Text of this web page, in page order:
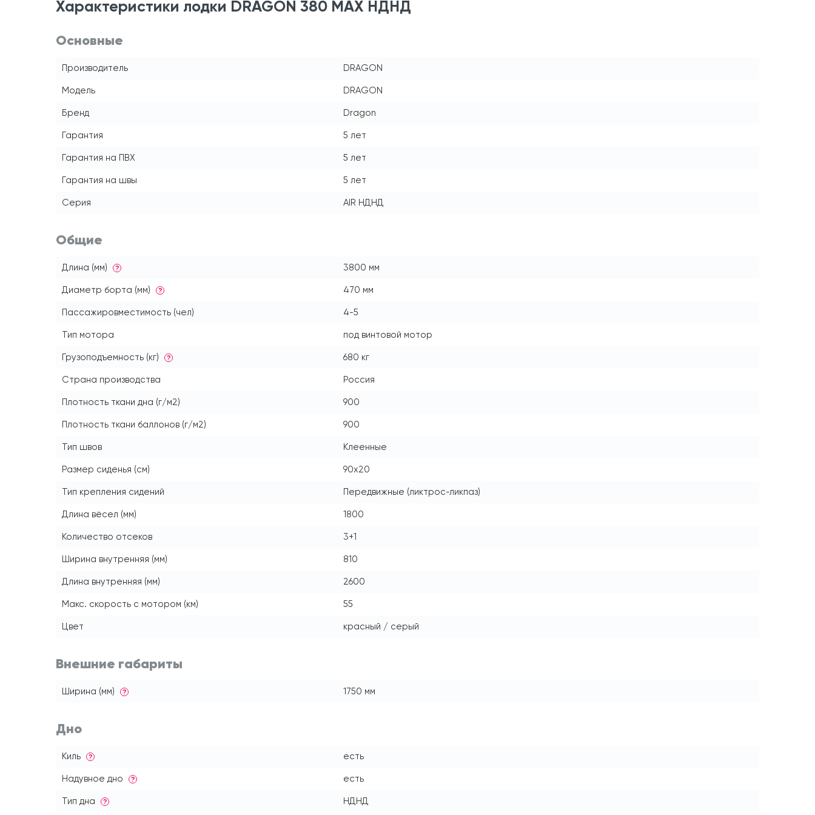
Характеристики лодки DRAGON 380 MAX НДНД
Основные
Производитель DRAGON
Модель DRAGON
Бренд Dragon
Гарантия 5 лет
Гарантия на ПВХ 5 лет
Гарантия на швы 5 лет
Серия AIR НДНД
Общие
Длина (мм) ? 3800 мм
Диаметр борта (мм) ? 470 мм
Пассажировместимость (чел) 4-5
Тип мотора под винтовой мотор
Грузоподъемность (кг) ? 680 кг
Страна производства Россия
Плотность ткани дна (г/м2) 900
Плотность ткани баллонов (г/м2) 900
Тип швов Клеенные
Размер сиденья (см) 90x20
Тип крепления сидений Передвижные (ликтрос-ликпаз)
Длина вёсел (мм) 1800
Количество отсеков 3+1
Ширина внутренняя (мм) 810
Длина внутренняя (мм) 2600
Макс. скорость с мотором (км) 55
Цвет красный / серый
Внешние габариты
Ширина (мм) ? 1750 мм
Дно
Киль ? есть
Надувное дно ? есть
Тип дна ? НДНД